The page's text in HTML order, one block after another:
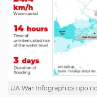
UA War Infographics про